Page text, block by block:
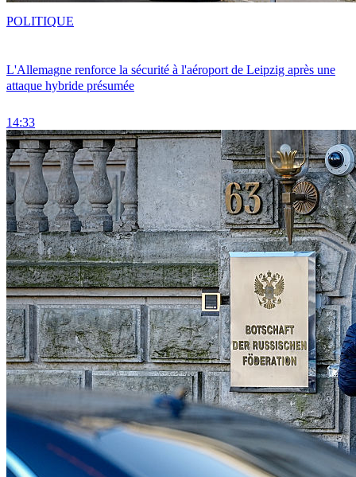
L'Allemagne renforce la sécurité à l'aéroport de Leipzig après une
attaque hybride présumée
14:33
POLITIQUE